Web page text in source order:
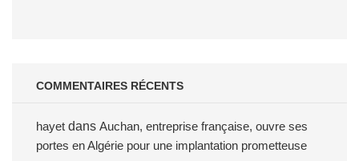
COMMENTAIRES RÉCENTS
hayet dans Auchan, entreprise française, ouvre ses
portes en Algérie pour une implantation prometteuse